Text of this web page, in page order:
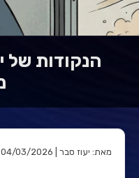
הנקודות של
מאת: יעוז סבר | 04/03/2026 | קטגוריה: